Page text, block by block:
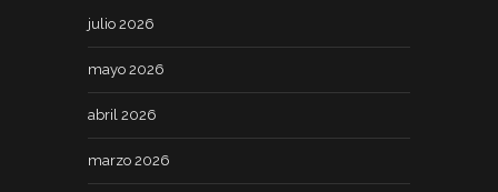
julio 2026
mayo 2026
abril 2026
marzo 2026